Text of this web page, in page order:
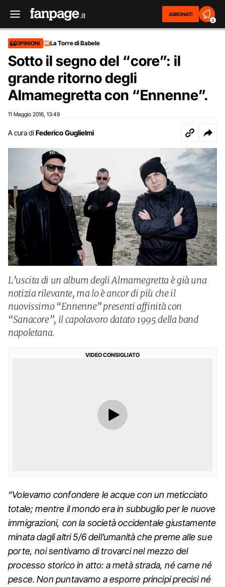
ABBONATI
2
OPINIONI La Torre di Babele
Sotto il segno del “core”: il
grande ritorno degli
Almamegretta con “Ennenne”.
11 Maggio 2016 13:49
A cura di Federico Guglielmi
L’uscita di un album degli Almamegretta è già una
notizia rilevante, ma lo è ancor di più che il
nuovissimo “Ennenne” presenti affinità con
“Sanacore”, il capolavoro datato 1995 della band
napoletana.
VIDEO CONSIGLIATO
“Volevamo confondere le acque con un meticciato
totale; mentre il mondo era in subbuglio per le nuove
immigrazioni, con la società occidentale giustamente
minata dagli altri 5/6 dell’umanità che preme alle sue
porte, noi sentivamo di trovarci nel mezzo del
processo storico in atto: a metà strada, né carne né
pesce. Non puntavamo a esporre principi precisi né